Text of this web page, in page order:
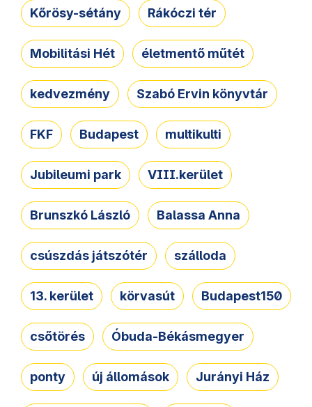
Kőrösy-sétány Rákóczi tér
Mobilitási Hét életmentő műtét
kedvezmény Szabó Ervin könyvtár
FKF Budapest multikulti
Jubileumi park VIII.kerület
Brunszkó László Balassa Anna
csúszdás játszótér szálloda
13. kerület körvasút Budapest150
csőtörés Óbuda-Békásmegyer
ponty új állomások Jurányi Ház